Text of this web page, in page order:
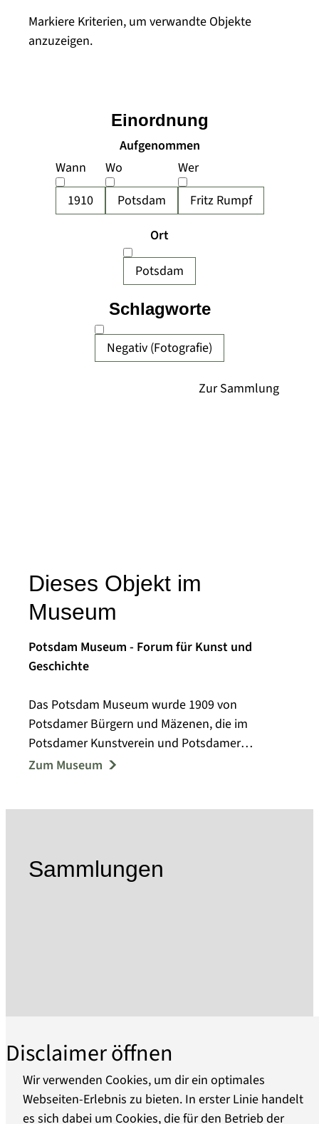
Markiere Kriterien, um verwandte Objekte
anzuzeigen.
Aufgenommen
Wann
1910
Wo
Potsdam
Wer
Fritz Rumpf
Ort
Potsdam
Negativ (Fotografie)
Einordnung
Schlagworte
Dieses Objekt im
Museum
Potsdam Museum - Forum für Kunst und
Geschichte
Das Potsdam Museum wurde 1909 von
Potsdamer Bürgern und Mäzenen, die im
Potsdamer Kunstverein und Potsdamer
Museumsverein aktiv waren, als Städtisches
Wert dem städtischen Museum übergeben.
Heute zählen die Sammlungsbestände des
100 Jahren eine wechselvolle Geschichte erlebt
und häufig seinen Standort gewechselt. 2012
kehrte es an seinen Gründungsstandort in das
Alte Rathaus am Alten Markt im Herzen der
Zum Museum
Sammlungen
Disclaimer öffnen
Wir verwenden Cookies, um dir ein optimales
Webseiten-Erlebnis zu bieten. In erster Linie handelt
es sich dabei um Cookies, die für den Betrieb der